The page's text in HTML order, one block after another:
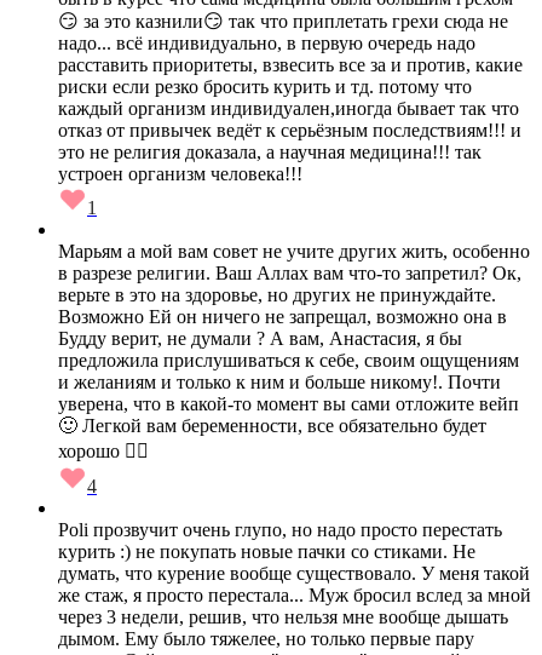
😏 за это казнили😏 так что приплетать грехи сюда не
надо... всё индивидуально, в первую очередь надо
расставить приоритеты, взвесить все за и против, какие
риски если резко бросить курить и тд. потому что
каждый организм индивидуален,иногда бывает так что
отказ от привычек ведёт к серьёзным последствиям!!! и
это не религия доказала, а научная медицина!!! так
устроен организм человека!!!
1
Марьям а мой вам совет не учите других жить, особенно
в разрезе религии. Ваш Аллах вам что-то запретил? Ок,
верьте в это на здоровье, но других не принуждайте.
Возможно Ей он ничего не запрещал, возможно она в
Будду верит, не думали ? А вам, Анастасия, я бы
предложила прислушиваться к себе, своим ощущениям
и желаниям и только к ним и больше никому!. Почти
уверена, что в какой-то момент вы сами отложите вейп
🙂 Легкой вам беременности, все обязательно будет
хорошо 👌🏻
4
Poli прозвучит очень глупо, но надо просто перестать
курить :) не покупать новые пачки со стиками. Не
думать, что курение вообще существовало. У меня такой
же стаж, я просто перестала... Муж бросил вслед за мной
через 3 недели, решив, что нельзя мне вообще дышать
дымом. Ему было тяжелее, но только первые пару